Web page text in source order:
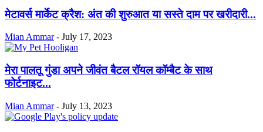
मेटावर्स मार्केट क्रैश: अंत की शुरुआत या सस्ते दाम पर खरीदारी...
Mian Ammar - July 17, 2023
मेरा पालतू गुंडा अपने जीवंत बैटल रॉयल कॉम्बैट के साथ
फोर्टनाइट...
Mian Ammar - July 13, 2023